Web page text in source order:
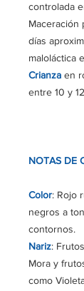
controlada
Maceración
días
maloláctica
Crianza en
entre 10 y
NOTAS DE
Color: Rojo
negros a
contornos.
Nariz:
Mora y
como